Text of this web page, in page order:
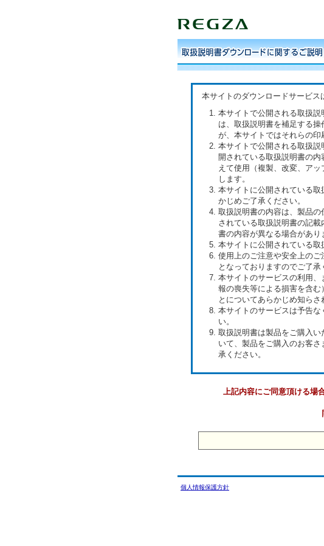
本サイトのダウンロードサービス
本サイトで公開される取扱
は、取扱説明書を補足する
が、本サイトではそれらの印
本サイトで公開される取扱
開されている取扱説明書の
えて使用（複製、改変、ア
します。
本サイトに公開されている
かじめご了承ください。
取扱説明書の内容は、製品
されている取扱説明書の記
書の内容が異なる場合があり
本サイトに公開されている取
使用上のご注意や安全上の
となっておりますのでご了承
本サイトのサービスの利用
報の喪失等による損害を含
とについてあらかじめ知ら
本サイトのサービスは予告
い。
取扱説明書は製品をご購入
いて、製品をご購入のお客
承ください。
上記内容にご同意頂ける場
個人情報保護方針